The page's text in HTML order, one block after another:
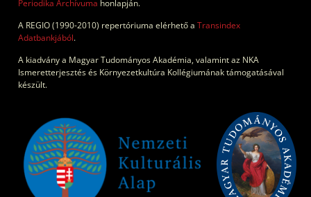
Periodika Archívuma honlapján.
A REGIO (1990-2010) repertóriuma elérhető a Transindex
Adatbankjából.
A kiadvány a Magyar Tudományos Akadémia, valamint az NKA
Ismeretterjesztés és Környezetkultúra Kollégiumának támogatásával
készült.